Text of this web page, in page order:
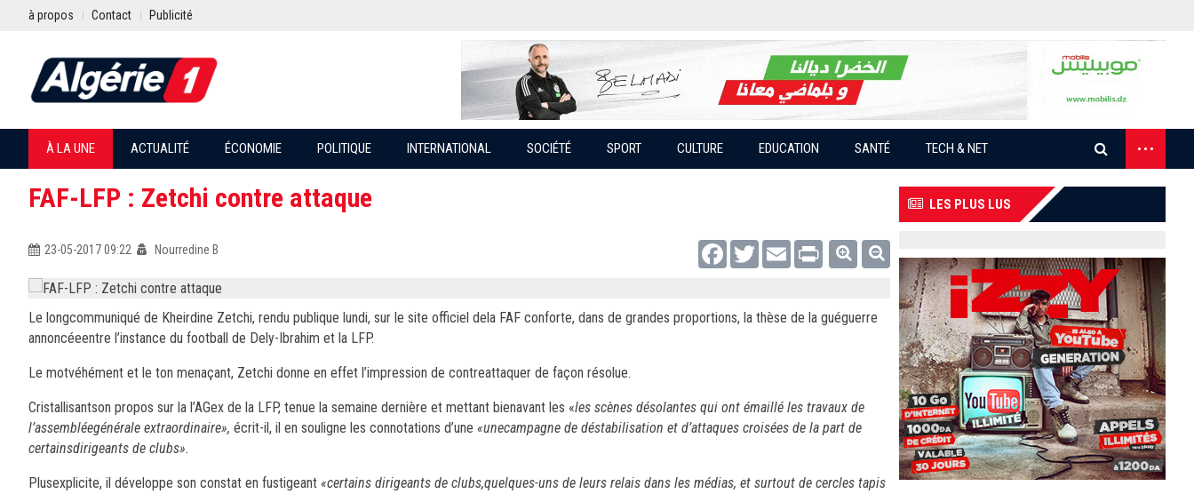
à propos Contact Publicité
À LA UNE ACTUALITÉ ÉCONOMIE POLITIQUE INTERNATIONAL SOCIÉTÉ SPORT CULTURE EDUCATION SANTÉ TECH & NET
...
FAF-LFP : Zetchi contre attaque
23-05-2017 09:22 Nourredine B FacebookTwitter Email Print
Le longcommuniqué de Kheirdine Zetchi, rendu publique lundi, sur le site officiel dela FAF conforte, dans de grandes proportions, la thèse de la guéguerre
annoncéeentre l’instance du football de Dely-Ibrahim et la LFP.
Le motvéhément et le ton menaçant, Zetchi donne en effet l’impression de contreattaquer de façon résolue.
Cristallisantson propos sur la l’AGex de la LFP, tenue la semaine dernière et mettant bienavant les «les scènes désolantes qui ont émaillé les travaux de
l’assembléegénérale extraordinaire», écrit-il, il en souligne les connotations d’une «unecampagne de déstabilisation et d’attaques croisées de la part de
certainsdirigeants de clubs».
Plusexplicite, il développe son constat en fustigeant «certains dirigeants de clubs,quelques-uns de leurs relais dans les médias, et surtout de cercles tapis
LES PLUS LUS